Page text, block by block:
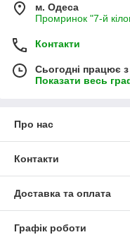
м. Одеса
Промринок "7-й
Контакти
Сьогодні працює
Показати весь
Про нас
Контакти
Доставка та оплата
Графік роботи